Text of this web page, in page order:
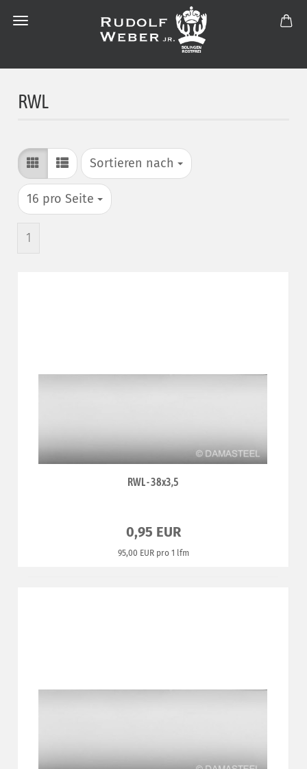
RWL
Sortieren nach
Sortieren nach
16 pro Seite
pro Seite
1
RWL - 38x3,5
0,95 EUR
95,00 EUR pro 1 lfm